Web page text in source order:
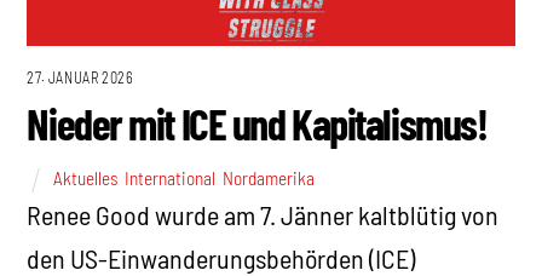
27. JANUAR 2026
Nieder mit ICE und Kapitalismus!
Aktuelles International Nordamerika
Renee Good wurde am 7. Jänner kaltblütig von
den US-Einwanderungsbehörden (ICE)